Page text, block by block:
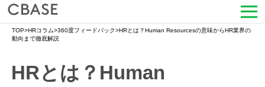
サービス
活用シーン
TOP>HRコラム>360度フィードバック>HRとは？Human Resourcesの意味からHR業界の
動向まで徹底解説
HRとは？Human